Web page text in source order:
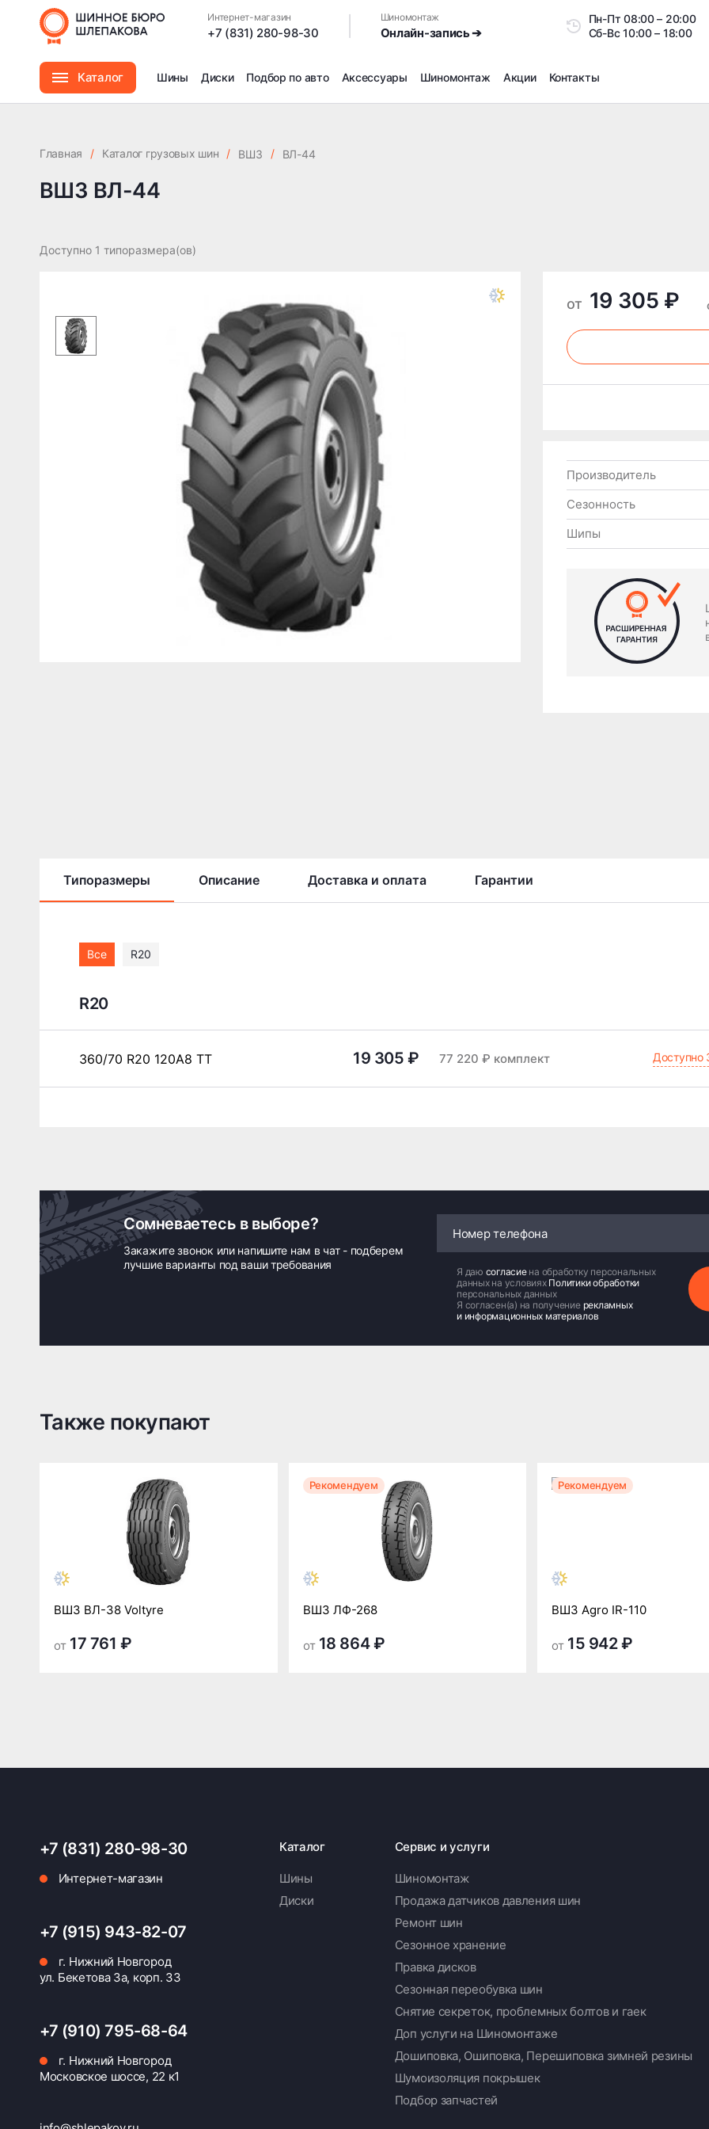
Интернет-магазин
+7 (831) 280-98-30
Шиномонтаж
Онлайн-запись ➔
Пн-Пт08:00 –
Сб-Вс10:00 – 18:00
Каталог
Аксессуары
Шины Диски Подбор по авто Аксессуары Шиномонтаж
Дошиповка, Ошиповка, Перешиповка зимней резины
Подбор запчастей
Акции Контакты
Главная / Каталог грузовых шин / ВШЗ / ВЛ-44
ВШЗ ВЛ-44
Доступно 1 типоразмера(ов)
от 19 305 ₽
Производитель
Сезонность
Шипы
Типоразмеры Описание Доставка и оплата Гарантии
Все R20
R20
360/70 R20 120A8 TT 19 305 ₽ 77 220 ₽ комплект Доступно
Сомневаетесь в выборе?
Закажите звонок или напишите нам в чат - подберем
лучшие варианты под ваши требования
Я даю согласие на обработку персональных
данных на условиях Политики обработки
персональных данных
Я согласен(а) на получение рекламных
и информационных материалов
Также покупают
ВШЗ ВЛ-38 Voltyre
от 17 761 ₽
Рекомендуем
ВШЗ ЛФ-268
от 18 864 ₽
Рекомендуем
ВШЗ Agro IR-110
от 15 942 ₽
+7 (831) 280-98-30
Интернет-магазин
+7 (915) 943-82-07
г. Нижний Новгород
ул. Бекетова 3а, корп. 33
+7 (910) 795-68-64
г. Нижний Новгород
Московское шоссе, 22 к1
Каталог
Шины
Диски
Сервис и услуги
Шиномонтаж
Продажа датчиков давления шин
Ремонт шин
Сезонное хранение
Правка дисков
Сезонная переобувка шин
Снятие секреток, проблемных болтов и гаек
Доп услуги на Шиномонтаже
Дошиповка, Ошиповка, Перешиповка зимней резины
Шумоизоляция покрышек
Подбор запчастей